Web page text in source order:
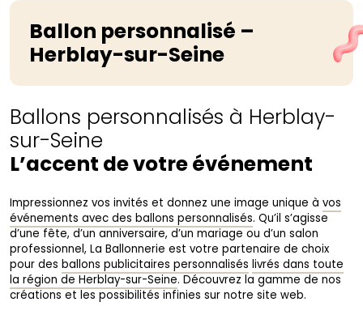
Ballon personnalisé –
Herblay-sur-Seine
Ballons personnalisés à Herblay-
sur-Seine
L’accent de votre événement
Impressionnez vos invités et donnez une image unique à vos
événements avec des ballons personnalisés. Qu’il s’agisse
d’une fête, d’un anniversaire, d’un mariage ou d’un salon
professionnel, La Ballonnerie est votre partenaire de choix
pour des ballons publicitaires personnalisés livrés dans toute
la région de Herblay-sur-Seine. Découvrez la gamme de nos
créations et les possibilités infinies sur notre site web.